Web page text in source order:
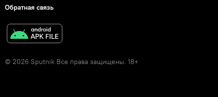
Обратная связь
© 2026 Sputnik Все права защищены. 18+